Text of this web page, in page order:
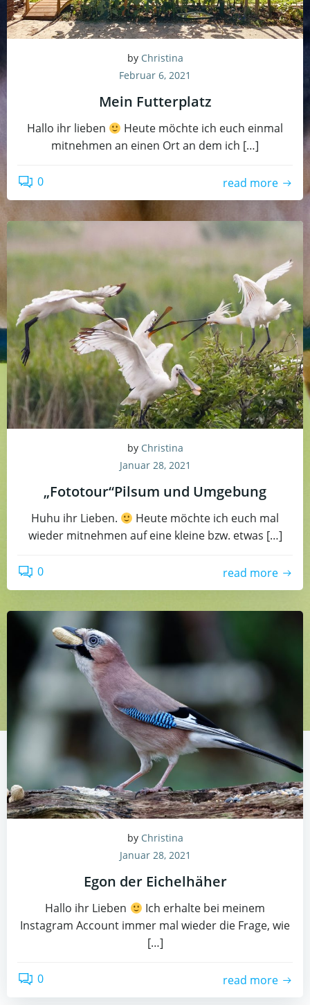
by Christina
Februar 6, 2021
Mein Futterplatz
Hallo ihr lieben
Heute möchte ich euch einmal
mitnehmen an einen Ort an dem ich […]
0 read more
by Christina
Januar 28, 2021
„Fototour“Pilsum und Umgebung
Huhu ihr Lieben.
Heute möchte ich euch mal
wieder mitnehmen auf eine kleine bzw. etwas […]
0 read more
by Christina
Januar 28, 2021
Egon der Eichelhäher
Hallo ihr Lieben
Ich erhalte bei meinem
Instagram Account immer mal wieder die Frage, wie
[…]
0 read more